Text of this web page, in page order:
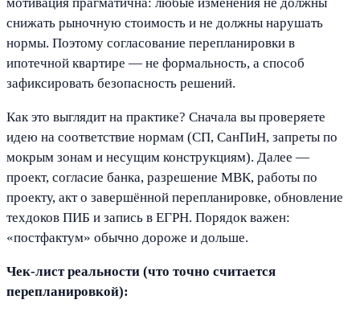
снижать рыночную стоимость и не должны нарушать
нормы. Поэтому согласование перепланировки в
ипотечной квартире — не формальность, а способ
зафиксировать безопасность решений.
Как это выглядит на практике? Сначала вы проверяете
идею на соответствие нормам (СП, СанПиН, запреты по
мокрым зонам и несущим конструкциям). Далее —
проект, согласие банка, разрешение МВК, работы по
проекту, акт о завершённой перепланировке, обновление
техдоков ПИБ и запись в ЕГРН. Порядок важен:
«постфактум» обычно дороже и дольше.
Чек-лист реальности (что точно считается
перепланировкой):